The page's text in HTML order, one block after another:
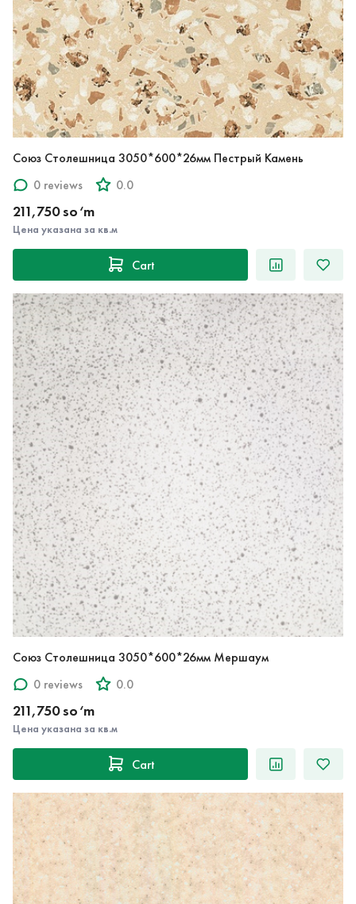
Союз Столешница 3050*600*26мм Пестрый Камень
0 reviews
0.0
211,750 so‘m
Цена указана за кв.м
Cart
Союз Столешница 3050*600*26мм Мершаум
0 reviews
0.0
211,750 so‘m
Цена указана за кв.м
Cart